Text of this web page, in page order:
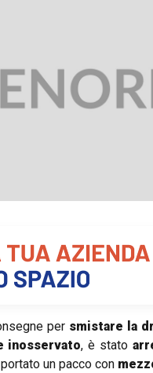
per smistare la
inosservato, è stato
un pacco con